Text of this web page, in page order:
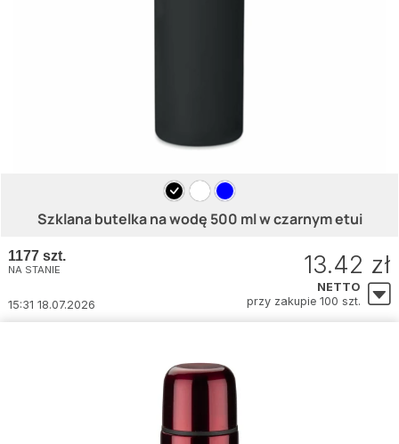
Szklana butelka na wodę 500 ml w czarnym etui
1177 szt.
NA STANIE
15:31 18.07.2026
13.42 zł
NETTO
przy zakupie 100 szt.